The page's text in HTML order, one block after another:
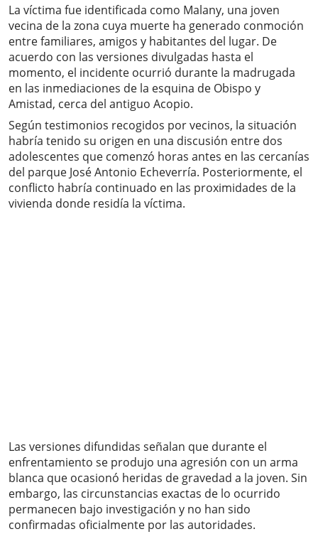
La víctima fue identificada como Malany, una joven
vecina de la zona cuya muerte ha generado conmoción
entre familiares, amigos y habitantes del lugar. De
acuerdo con las versiones divulgadas hasta el
momento, el incidente ocurrió durante la madrugada
en las inmediaciones de la esquina de Obispo y
Amistad, cerca del antiguo Acopio.
Según testimonios recogidos por vecinos, la situación
habría tenido su origen en una discusión entre dos
adolescentes que comenzó horas antes en las cercanías
del parque José Antonio Echeverría. Posteriormente, el
conflicto habría continuado en las proximidades de la
vivienda donde residía la víctima.
Las versiones difundidas señalan que durante el
enfrentamiento se produjo una agresión con un arma
blanca que ocasionó heridas de gravedad a la joven. Sin
embargo, las circunstancias exactas de lo ocurrido
permanecen bajo investigación y no han sido
confirmadas oficialmente por las autoridades.